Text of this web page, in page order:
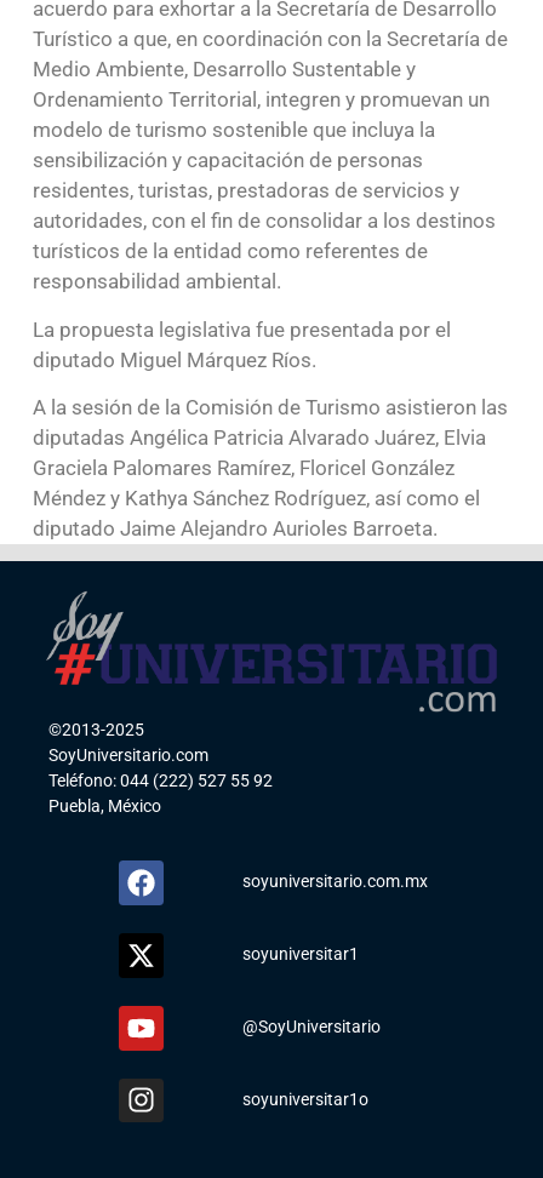
acuerdo para exhortar a la Secretaría de Desarrollo
Turístico a que, en coordinación con la Secretaría de
Medio Ambiente, Desarrollo Sustentable y
Ordenamiento Territorial, integren y promuevan un
modelo de turismo sostenible que incluya la
sensibilización y capacitación de personas
residentes, turistas, prestadoras de servicios y
autoridades, con el fin de consolidar a los destinos
turísticos de la entidad como referentes de
responsabilidad ambiental.
La propuesta legislativa fue presentada por el
diputado Miguel Márquez Ríos.
A la sesión de la Comisión de Turismo asistieron las
diputadas Angélica Patricia Alvarado Juárez, Elvia
Graciela Palomares Ramírez, Floricel González
Méndez y Kathya Sánchez Rodríguez, así como el
diputado Jaime Alejandro Aurioles Barroeta.
©2013-2025
SoyUniversitario.com
Teléfono: 044 (222) 527 55 92
Puebla, México
soyuniversitario.com.mx
soyuniversitar1
@SoyUniversitario
soyuniversitar1o